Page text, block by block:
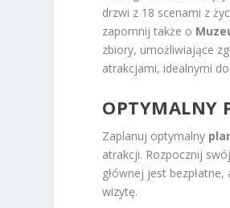
drzwi z 18 scenami z
zapomnij także o
zbiory, umożliwiające
atrakcjami, idealnymi
OPTYMALNY
Zaplanuj optymalny
atrakcji. Rozpocznij
głównej jest
wizytę.